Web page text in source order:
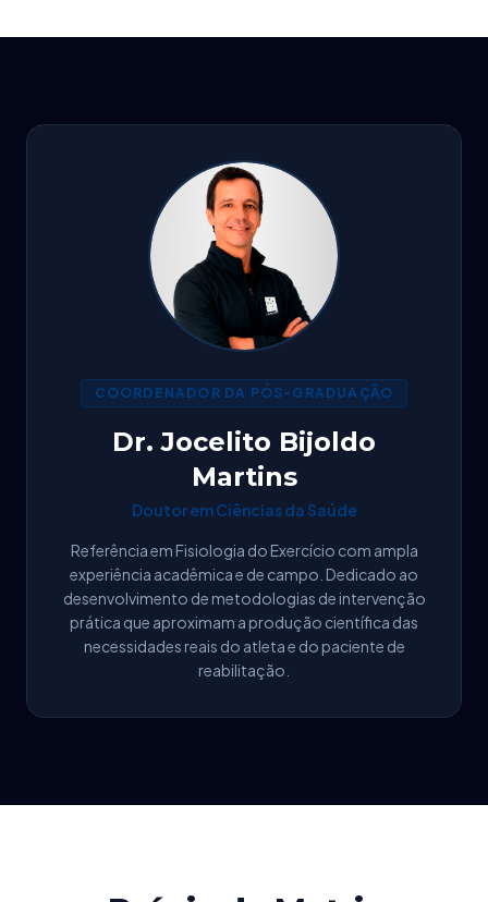
COORDENADOR DA PÓS-GRADUAÇÃO
Dr. Jocelito Bijoldo
Martins
Doutor em Ciências da Saúde
Referência em Fisiologia do Exercício com ampla
experiência acadêmica e de campo. Dedicado ao
desenvolvimento de metodologias de intervenção
prática que aproximam a produção científica das
necessidades reais do atleta e do paciente de
reabilitação.